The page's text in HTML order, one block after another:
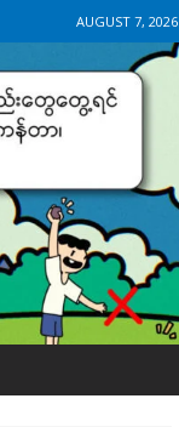
AUGUST 7, 2026